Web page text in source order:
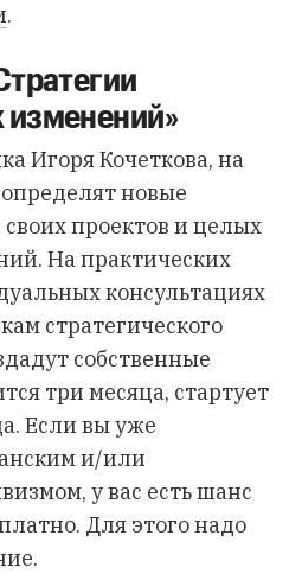
.
Игоря Кочеткова, на
новые
своих проектов и целых
На практических
консультациях
стратегического
собственные
три месяца, стартует
Если вы уже
и/или
у вас есть шанс
Для этого надо